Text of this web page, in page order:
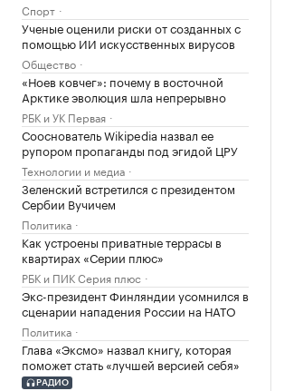
Спорт
Ученые оценили риски от созданных с
помощью ИИ искусственных вирусов
Общество
«Ноев ковчег»: почему в восточной
Арктике эволюция шла непрерывно
РБК и УК Первая
Сооснователь Wikipedia назвал ее
рупором пропаганды под эгидой ЦРУ
Технологии и медиа
Зеленский встретился с президентом
Сербии Вучичем
Политика
Как устроены приватные террасы в
квартирах «Серии плюс»
РБК и ПИК Серия плюс
Экс-президент Финляндии усомнился в
сценарии нападения России на НАТО
Политика
Глава «Эксмо» назвал книгу, которая
поможет стать «лучшей версией себя»
РАДИО